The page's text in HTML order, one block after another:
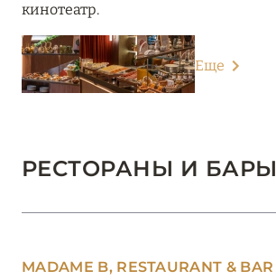
кинотеатр.
Еще
РЕСТОРАНЫ И БАРЫ
MADAME B, RESTAURANT & BAR